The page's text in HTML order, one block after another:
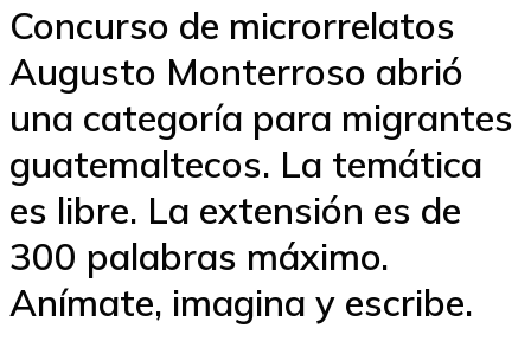
Concurso de microrrelatos
Augusto Monterroso abrió
una categoría para migrantes
guatemaltecos. La temática
es libre. La extensión es de
300 palabras máximo.
Anímate, imagina y escribe.